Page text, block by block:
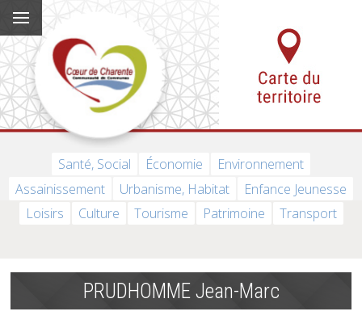
Santé, Social Économie
Environnement
Assainissement
Urbanisme, Habitat
Enfance Jeunesse
Loisirs
Culture Tourisme Patrimoine Transport
PRUDHOMME Jean-Marc